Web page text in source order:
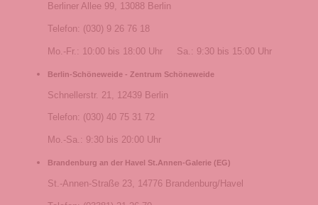
Berliner Allee 99, 13088 Berlin
Telefon: (030) 9 26 76 18
Mo.-Fr.: 10:00 bis 18:00 Uhr Sa.: 9:30 bis 15:00 Uhr
Berlin-Schöneweide - Zentrum Schöneweide
Schnellerstr. 21, 12439 Berlin
Telefon: (030) 40 75 31 72
Mo.-Sa.: 9:30 bis 20:00 Uhr
Brandenburg an der Havel St.Annen-Galerie (EG)
St.-Annen-Straße 23, 14776 Brandenburg/Havel